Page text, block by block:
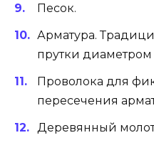
Песок.
Арматура.
прутки диаметром
Проволока для
пересечения
Деревянный